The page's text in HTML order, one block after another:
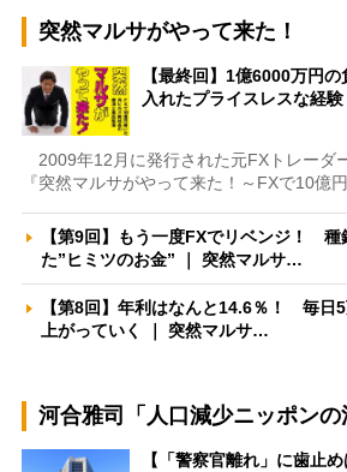
突然マルサがやって来た！
【最終回】1億6000万円
入れたプライスレスな経
2009年12月に発行された元FXトレーダ
『突然マルサがやって来た！～FXで10億
【第9回】もう一度FXでリベンジ！ 種
た”ヒミツのお金” ｜ 突然マルサ…
【第8回】年利はなんと14.6％！ 毎日
上がっていく ｜ 突然マルサ…
河合雅司「人口減少ニッポンの
【「警察官離れ」に歯止